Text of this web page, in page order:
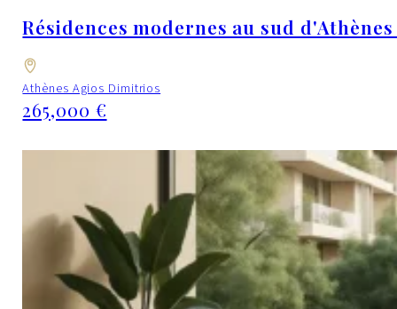
Résidences modernes au sud
Athènes Agios Dimitrios
265,000 €